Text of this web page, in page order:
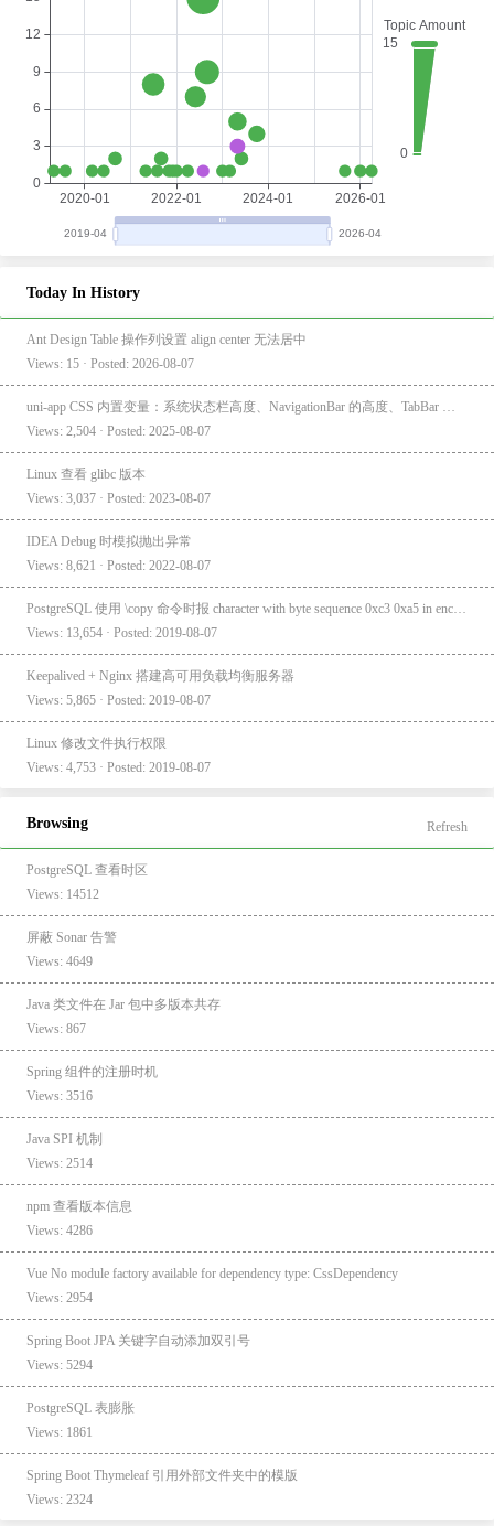
Today In History
Ant Design Table 操作列设置 align center 无法居中
Views: 15 · Posted: 2026-08-07
Views: 2,504 · Posted: 2025-08-07
Linux 查看 glibc 版本
Views: 3,037 · Posted: 2023-08-07
IDEA Debug 时模拟抛出异常
Views: 8,621 · Posted: 2022-08-07
Views: 13,654 · Posted: 2019-08-07
Keepalived + Nginx 搭建高可用负载均衡服务器
Views: 5,865 · Posted: 2019-08-07
Linux 修改文件执行权限
Views: 4,753 · Posted: 2019-08-07
Browsing Refresh
PostgreSQL 查看时区
Views: 14512
屏蔽 Sonar 告警
Views: 4649
Java 类文件在 Jar 包中多版本共存
Views: 867
Spring 组件的注册时机
Views: 3516
Java SPI 机制
Views: 2514
npm 查看版本信息
Views: 4286
Vue No module factory available for dependency type: CssDependency
Views: 2954
Spring Boot JPA 关键字自动添加双引号
Views: 5294
PostgreSQL 表膨胀
Views: 1861
Spring Boot Thymeleaf 引用外部文件夹中的模版
Views: 2324